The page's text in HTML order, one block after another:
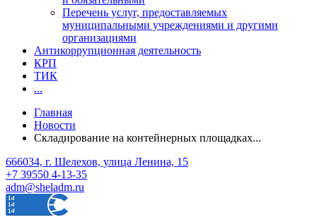
Перечень услуг, предоставляемых
муниципальными учреждениями и другими
организациями
Антикоррупционная деятельность
КРП
ТИК
...
Главная
Новости
Складирование на контейнерных площадках...
666034, г. Шелехов, улица Ленина, 15
+7 39550 4-13-35
adm@sheladm.ru